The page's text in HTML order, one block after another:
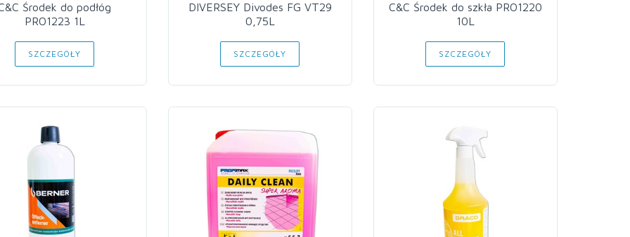
Środek do podłóg
PRO1223 1L
SZCZEGÓŁY
DIVERSEY Divodes FG VT29
0,75L
SZCZEGÓŁY
C&C Środek do szkła PRO1220
10L
SZCZEGÓŁY